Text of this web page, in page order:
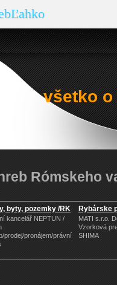
všetko o
Rómskeho
byty, pozemky /RK
kancelář NEPTUN /
prodej/pronájem/právní
Rybárske
MATI s.r.o.
Vzorková
SHIMA